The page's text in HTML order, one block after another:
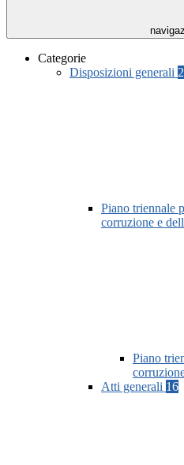
Categorie
Disposizioni generali
Piano triennale
corruzione e
Piano
Atti generali 16